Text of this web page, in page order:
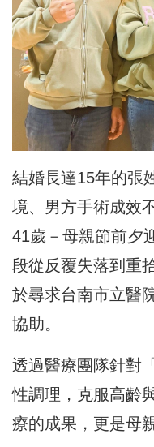
結婚長達15年的張
境、男方手術成效
41歲－母親節前夕
段從反覆失落到重
於尋求台南市立醫
協助。
透過醫療團隊針對
性調理，克服高齡
療的成果，更是母